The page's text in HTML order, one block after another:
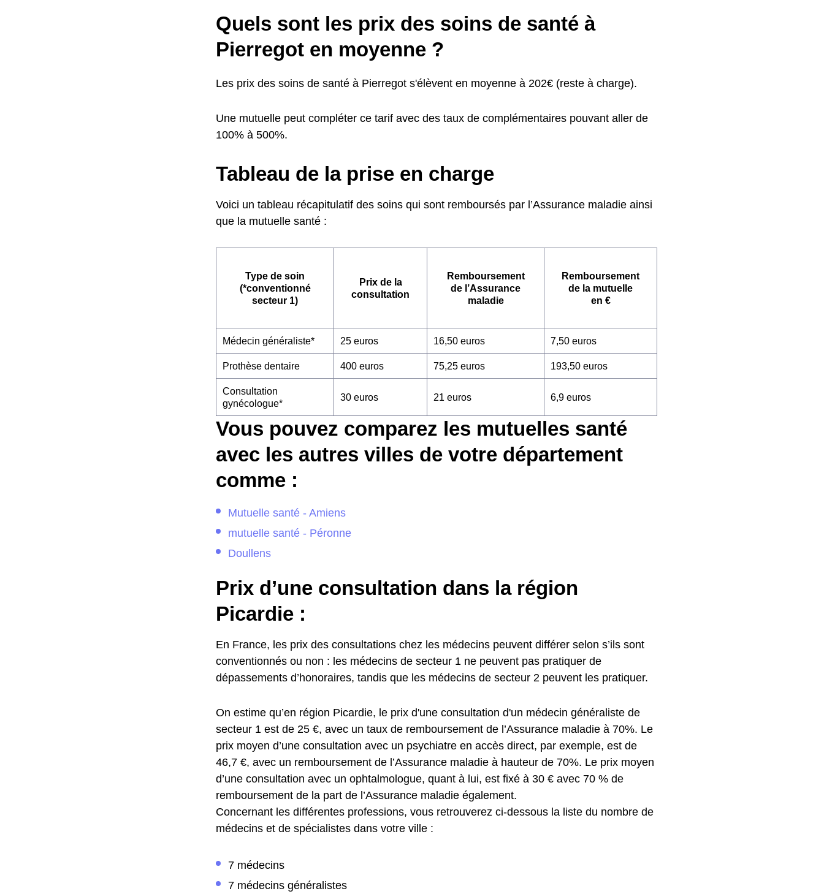
Quels sont les prix des soins de santé à
Pierregot en moyenne ?
Les prix des soins de santé à Pierregot s'élèvent en moyenne à 202€ (reste à charge).
Une mutuelle peut compléter ce tarif avec des taux de complémentaires pouvant aller de
100% à 500%.
Tableau de la prise en charge
Voici un tableau récapitulatif des soins qui sont remboursés par l’Assurance maladie ainsi
que la mutuelle santé :
Type de soin
(*conventionné
secteur 1)
Prix de la
consultation
Remboursement
de l’Assurance
maladie
Remboursement
de la mutuelle
en €
Médecin généraliste* 25 euros 16,50 euros 7,50 euros
Prothèse dentaire 400 euros 75,25 euros 193,50 euros
Consultation
gynécologue*
30 euros 21 euros 6,9 euros
Vous pouvez comparez les mutuelles santé
avec les autres villes de votre département
comme :
Mutuelle santé - Amiens
mutuelle santé - Péronne
Doullens
Prix d’une consultation dans la région
Picardie :
En France, les prix des consultations chez les médecins peuvent différer selon s’ils sont
conventionnés ou non : les médecins de secteur 1 ne peuvent pas pratiquer de
dépassements d’honoraires, tandis que les médecins de secteur 2 peuvent les pratiquer.
On estime qu’en région Picardie, le prix d'une consultation d'un médecin généraliste de
secteur 1 est de 25 €, avec un taux de remboursement de l’Assurance maladie à 70%. Le
prix moyen d’une consultation avec un psychiatre en accès direct, par exemple, est de
46,7 €, avec un remboursement de l’Assurance maladie à hauteur de 70%. Le prix moyen
d’une consultation avec un ophtalmologue, quant à lui, est fixé à 30 € avec 70 % de
remboursement de la part de l’Assurance maladie également.
Concernant les différentes professions, vous retrouverez ci-dessous la liste du nombre de
médecins et de spécialistes dans votre ville :
7 médecins
7 médecins généralistes